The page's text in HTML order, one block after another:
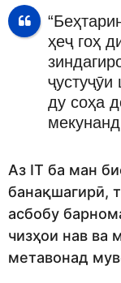
ҳеҷ гоҳ
ду соҳа
Аз IT ба ман
банақшагирӣ,
асбобу
чизҳои нав ва
метавонад